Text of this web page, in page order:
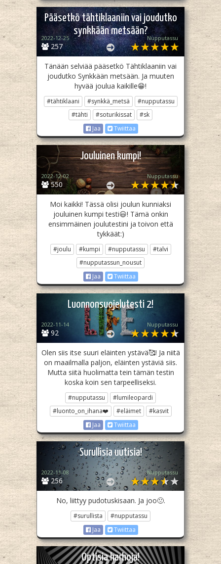
Pääsetkö tähtiklaaniin vai joudutko
synkkään metsään?
257
2022-12-25 Nupputassu
Tänään selviää pääsetkö Tähtiklaaniin vai
joudutko Synkkään metsään. Ja muuten
hyvää joulua kaikille😁!
#tähtiklaani #synkkä_metsä
#nupputassu
#tähti
#soturikissat
#sk
Jaa
Twiittaa
Jouluinen kumpi!
550
2022-12-02 Nupputassu
Moi kaikki! Tässä olisi joulun kunniaksi
jouluinen kumpi testi😃! Tämä onkin
ensimmäinen joulutestini ja toivon että
tykkäät:)
#joulu #kumpi #nupputassu
#talvi
#nupputassun_nousut
Jaa
Twiittaa
Luonnonsuojelutesti 2!
92
2022-11-14 Nupputassu
Olen siis itse suuri eläinten ystävä🥰! Ja niitä
on maailmalla paljon, eläinten ystäviä siis.
Mutta siitä huolimatta tein tämän testin
koska koin sen tarpeelliseksi.
#nupputassu
#lumileopardi
#luonto_on_ihana❤️
#eläimet
#kasvit
Jaa
Twiittaa
Surullisia uutisia!
256
2022-11-08 Nupputassu
No, liittyy pudotuskisaan. Ja joo🙁.
#surullista
#nupputassu
Jaa
Twiittaa
Optisia harhoja!